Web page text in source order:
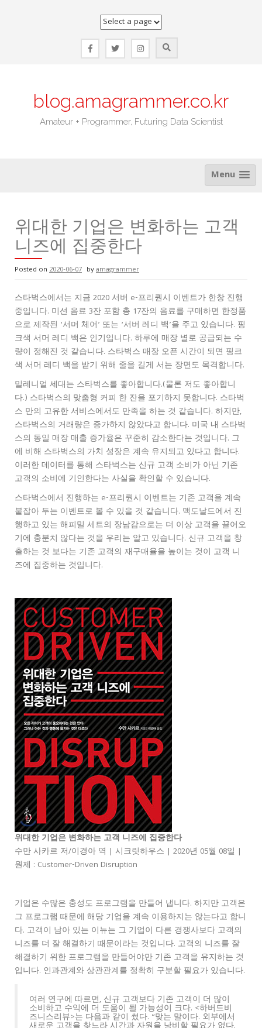
blog.amagrammer.co.kr
Amateur + Programmer, Futuring Data Scientist
Menu
위대한 기업은 변화하는 고객
니즈에 집중한다
Posted on 2020-06-07 byamagrammer
스타벅스에서는 지금 2020 서버 e-프리퀀시 이벤트가 한창 진행
중입니다. 미션 음료 3잔 포함 총 17잔의 음료를 구매하면 한정품
으로 제작된 ‘서머 체어’ 또는 ‘서버 레디 백’을 주고 있습니다. 핑
크색 서머 레디 백은 인기입니다. 하루에 매장 별로 공급되는 수
량이 정해진 것 같습니다. 스타벅스 매장 오픈 시간이 되면 핑크
색 서머 레디 백을 받기 위해 줄을 길게 서는 장면도 목격합니다.
밀레니얼 세대는 스타벅스를 좋아합니다.(물론 저도 좋아합니
다.) 스타벅스의 맞춤형 커피 한 잔을 포기하지 못합니다. 스타벅
스 만의 고유한 서비스에서도 만족을 하는 것 같습니다. 하지만,
스타벅스의 거래량은 증가하지 않았다고 합니다. 미국 내 스타벅
스의 동일 매장 매출 증가율은 꾸준히 감소한다는 것입니다. 그
에 비해 스타벅스의 가치 성장은 계속 유지되고 있다고 합니다.
이러한 데이터를 통해 스타벅스는 신규 고객 소비가 아닌 기존
고객의 소비에 기인한다는 사실을 확인할 수 있습니다.
스타벅스에서 진행하는 e-프리퀀시 이벤트는 기존 고객을 계속
붙잡아 두는 이벤트로 볼 수 있을 것 같습니다. 맥도날드에서 진
행하고 있는 해피밀 세트의 장남감으로는 더 이상 고객을 끌어오
기에 충분치 않다는 것을 우리는 알고 있습니다. 신규 고객을 창
출하는 것 보다는 기존 고객의 재구매율을 높이는 것이 고객 니
즈에 집중하는 것입니다.
위대한 기업은 변화하는 고객 니즈에 집중한다
수만 사카르 저/이경아 역 | 시크릿하우스 | 2020년 05월 08일 |
원제 : Customer-Driven Disruption
기업은 수많은 충성도 프로그램을 만들어 냅니다. 하지만 고객은
그 프로그램 때문에 해당 기업을 계속 이용하지는 않는다고 합니
다. 고객이 남아 있는 이뉴는 그 기업이 다른 경쟁사보다 고객의
니즈를 더 잘 해결하기 때문이라는 것입니다. 고객의 니즈를 잘
해결하기 위한 프로그램을 만들어야만 기존 고객을 유지하는 것
입니다. 인과관계와 상관관계를 정확히 구분할 필요가 있습니다.
여러 연구에 따르면, 신규 고객보다 기존 고객이 더 많이
소비하고 수익에 더 도움이 될 가능성이 크다. <하버드비
즈니스리뷰>는 다음과 같이 썼다. “맞는 말이다. 외부에서